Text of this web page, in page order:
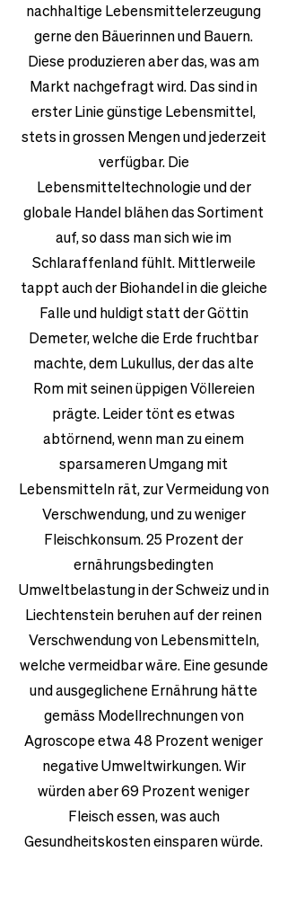
nachhaltige Lebensmittelerzeugung
gerne den Bäuerinnen und Bauern.
Diese produzieren aber das, was am
Markt nachgefragt wird. Das sind in
erster Linie günstige Lebensmittel,
stets in grossen Mengen und jederzeit
verfügbar. Die
Lebensmitteltechnologie und der
globale Handel blähen das Sortiment
auf, so dass man sich wie im
Schlaraffenland fühlt. Mittlerweile
tappt auch der Biohandel in die gleiche
Falle und huldigt statt der Göttin
Demeter, welche die Erde fruchtbar
machte, dem Lukullus, der das alte
Rom mit seinen üppigen Völlereien
prägte. Leider tönt es etwas
abtörnend, wenn man zu einem
sparsameren Umgang mit
Lebensmitteln rät, zur Vermeidung von
Verschwendung, und zu weniger
Fleischkonsum. 25 Prozent der
ernährungsbedingten
Umweltbelastung in der Schweiz und in
Liechtenstein beruhen auf der reinen
Verschwendung von Lebensmitteln,
welche vermeidbar wäre. Eine gesunde
und ausgeglichene Ernährung hätte
gemäss Modellrechnungen von
Agroscope etwa 48 Prozent weniger
negative Umweltwirkungen. Wir
würden aber 69 Prozent weniger
Fleisch essen, was auch
Gesundheitskosten einsparen würde.